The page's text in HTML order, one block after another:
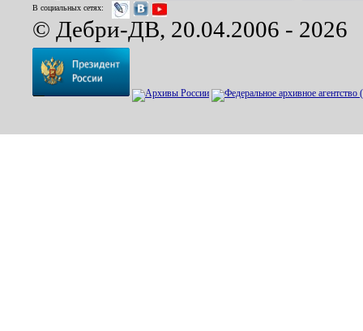
В социальных сетях:
© Дебри-ДВ, 20.04.2006 - 2026